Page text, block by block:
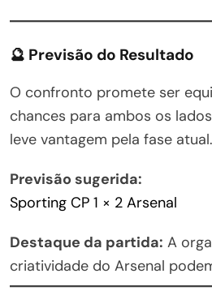
🔮 Previsão do Resultado
O confronto promete ser
chances para ambos os
leve vantagem pela fase atual.
Previsão sugerida:
Sporting CP 1 × 2 Arsenal
Destaque da partida: A
criatividade do Arsenal